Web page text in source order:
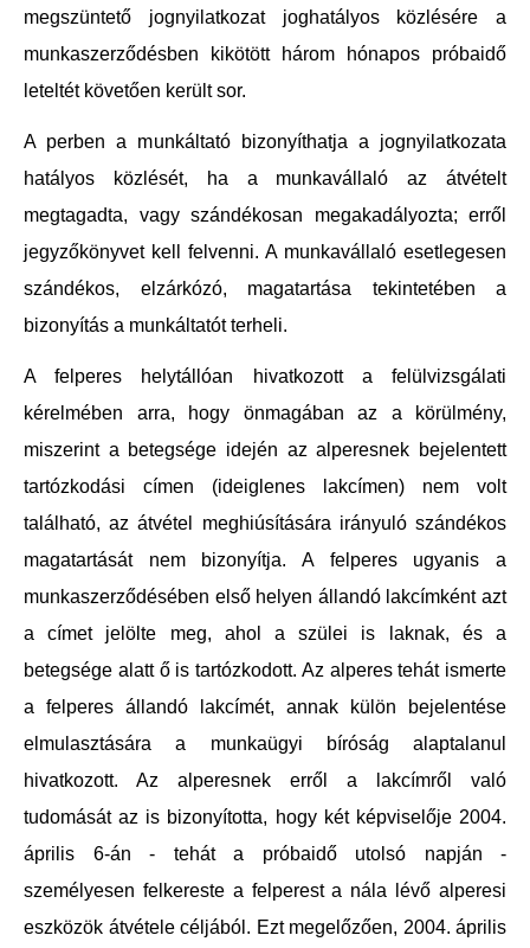
megszüntető jognyilatkozat joghatályos közlésére a
munkaszerződésben kikötött három hónapos próbaidő
leteltét követően került sor.
A perben a munkáltató bizonyíthatja a jognyilatkozata
hatályos közlését, ha a munkavállaló az átvételt
megtagadta, vagy szándékosan megakadályozta; erről
jegyzőkönyvet kell felvenni. A munkavállaló esetlegesen
szándékos, elzárkózó, magatartása tekintetében a
bizonyítás a munkáltatót terheli.
A felperes helytállóan hivatkozott a felülvizsgálati
kérelmében arra, hogy önmagában az a körülmény,
miszerint a betegsége idején az alperesnek bejelentett
tartózkodási címen (ideiglenes lakcímen) nem volt
található, az átvétel meghiúsítására irányuló szándékos
magatartását nem bizonyítja. A felperes ugyanis a
munkaszerződésében első helyen állandó lakcímként azt
a címet jelölte meg, ahol a szülei is laknak, és a
betegsége alatt ő is tartózkodott. Az alperes tehát ismerte
a felperes állandó lakcímét, annak külön bejelentése
elmulasztására a munkaügyi bíróság alaptalanul
hivatkozott. Az alperesnek erről a lakcímről való
tudomását az is bizonyította, hogy két képviselője 2004.
április 6-án - tehát a próbaidő utolsó napján -
személyesen felkereste a felperest a nála lévő alperesi
eszközök átvétele céljából. Ezt megelőzően, 2004. április